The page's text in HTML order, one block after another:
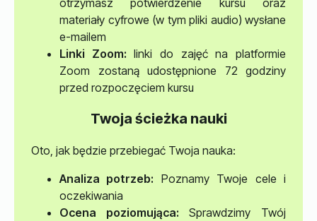
otrzymasz potwierdzenie kursu oraz
materiały cyfrowe (w tym pliki audio) wysłane
e-mailem
Linki Zoom: linki do zajęć na platformie
Zoom zostaną udostępnione 72 godziny
przed rozpoczęciem kursu
Twoja ścieżka nauki
Oto, jak będzie przebiegać Twoja nauka:
Analiza potrzeb: Poznamy Twoje cele i
oczekiwania
Ocena poziomująca: Sprawdzimy Twój